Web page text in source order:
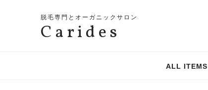
脱毛専門とオーガニックサロン
Carides
ALL ITEMS